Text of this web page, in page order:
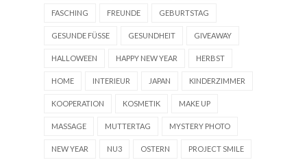
FASCHING FREUNDE GEBURTSTAG
GESUNDE FÜSSE GESUNDHEIT GIVEAWAY
HALLOWEEN HAPPY NEW YEAR HERBST
HOME INTERIEUR JAPAN KINDERZIMMER
KOOPERATION KOSMETIK MAKE UP
MASSAGE MUTTERTAG MYSTERY PHOTO
NEW YEAR NU3 OSTERN PROJECT SMILE